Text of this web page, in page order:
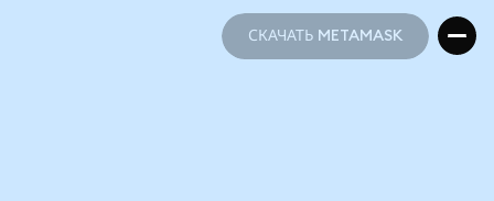
СКАЧАТЬ METAMASK